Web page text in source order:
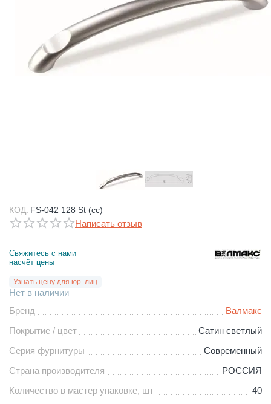
КОД: FS-042 128 St (сс)
Написать отзыв
Свяжитесь с нами
насчёт цены
Узнать цену для юр. лиц
Нет в наличии
Бренд
Валмакс
Покрытие / цвет
Сатин светлый
Серия фурнитуры
Современный
Страна производителя
РОССИЯ
Количество в мастер упаковке, шт
40